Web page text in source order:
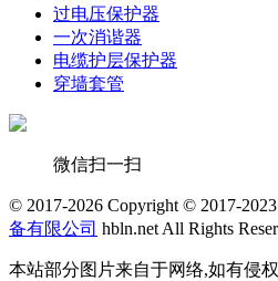
过电压保护器
一次消谐器
电缆护层保护器
穿墙套管
微信扫一扫
© 2017-2026 Copyright © 2017-
备有限公司 hbln.net All Rights
本站部分图片来自于网络,如有侵